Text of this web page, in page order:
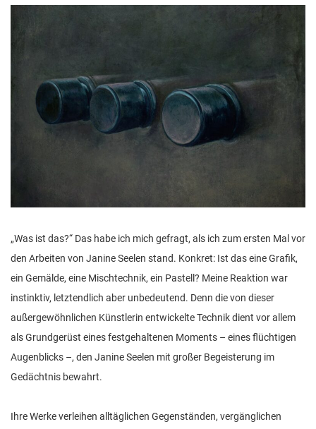
n
„Was ist das?“ Das habe ich mich gefragt, als ich zum ersten Mal vor
den Arbeiten von Janine Seelen stand. Konkret: Ist das eine Grafik,
ein Gemälde, eine Mischtechnik, ein Pastell? Meine Reaktion war
instinktiv, letztendlich aber unbedeutend. Denn die von dieser
außergewöhnlichen Künstlerin entwickelte Technik dient vor allem
als Grundgerüst eines festgehaltenen Moments – eines flüchtigen
Augenblicks –, den Janine Seelen mit großer Begeisterung im
Gedächtnis bewahrt.
Ihre Werke verleihen alltäglichen Gegenständen, vergänglichen